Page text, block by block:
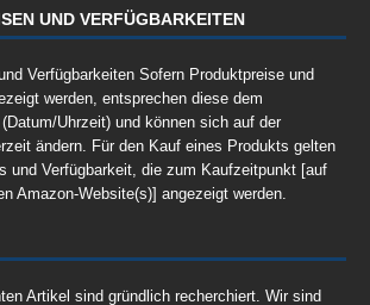
UND VERFÜGBARKEITEN
Verfügbarkeiten Sofern Produktpreise und
werden, entsprechen diese dem
Uhrzeit) und können sich auf der
ändern. Für den Kauf eines Produkts gelten
und Verfügbarkeit, die zum Kaufzeitpunkt [auf
Amazon-Website(s)] angezeigt werden.
Artikel sind gründlich recherchiert. Wir sind